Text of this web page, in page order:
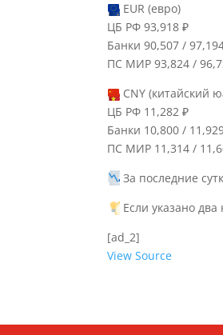
EUR (евро)
ЦБ РФ 93,918 ₽
Банки 90,507 /
ПС МИР 93,824 /
CNY (китайский
ЦБ РФ 11,282 ₽
Банки 10,800 /
ПС МИР 11,314 /
За последние
Если указано
[ad_2]
View Source